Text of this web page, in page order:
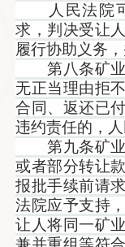
人民法院可
求，判决受让
履行协助义务
第八条矿业
无正当理由拒
合同、返还已
违约责任的，人
第九条矿业
或者部分转让
报批手续前请
法院应予支持
让人将同一矿